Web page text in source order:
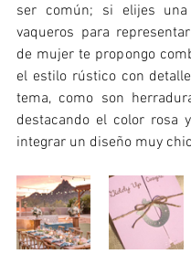
ser común; si elijes
vaqueros para
de mujer te propongo
el estilo rústico con
tema, como son
destacando el color rosa
integrar un diseño muy